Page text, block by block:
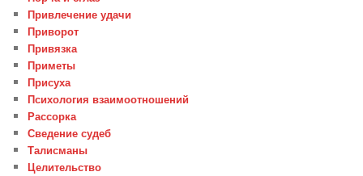
Привлечение удачи
Приворот
Привязка
Приметы
Присуха
Психология взаимоотношений
Рассорка
Сведение судеб
Талисманы
Целительство